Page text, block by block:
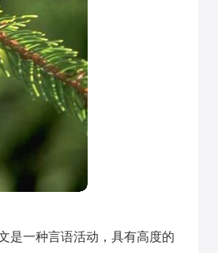
是一种言语活动，具有高度的